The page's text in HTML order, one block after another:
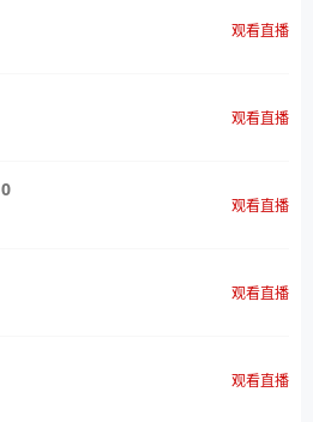
观看直播
观看直播
0
观看直播
观看直播
观看直播